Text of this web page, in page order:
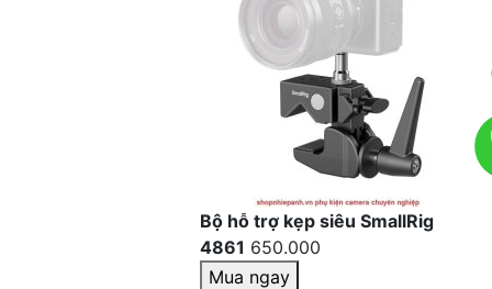
Bộ hỗ trợ kẹp siêu SmallRig
4861 650.000
Mua ngay